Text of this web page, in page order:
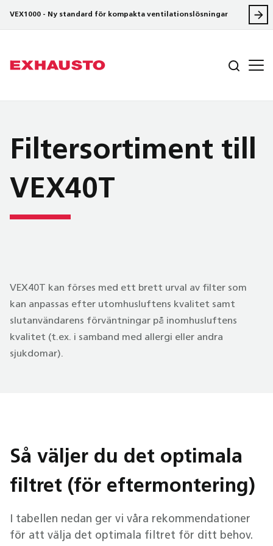
VEX1000 - Ny standard för kompakta ventilationslösningar
Filter­sortiment till
VEX40T
VEX40T kan förses med ett brett urval av filter som
kan anpassas efter utomhusluftens kvalitet samt
slutanvändarens förväntningar på inomhusluftens
kvalitet (t.ex. i samband med allergi eller andra
sjukdomar).
Så väljer du det optimala
filtret (för eftermontering)
I tabellen nedan ger vi våra rekommendationer
för att välja det optimala filtret för ditt behov.